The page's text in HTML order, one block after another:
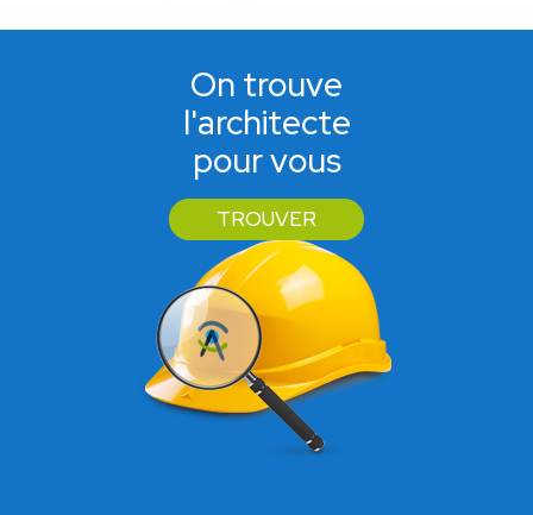
On trouve
l'architecte
pour vous
TROUVER